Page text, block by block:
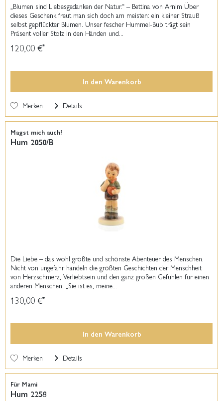
„Blumen sind Liebesgedanken der Natur.“ – Bettina von Arnim Über
dieses Geschenk freut man sich doch am meisten: ein kleiner Strauß
selbst gepflückter Blumen. Unser fescher Hummel-Bub trägt sein
Präsent voller Stolz in den Händen und...
120,00 €*
In den Warenkorb
Merken Details
Magst mich auch?
Hum 2050/B
Die Liebe – das wohl größte und schönste Abenteuer des Menschen.
Nicht von ungefähr handeln die größten Geschichten der Menschheit
von Herzschmerz, Verliebtsein und den ganz großen Gefühlen für einen
anderen Menschen. „Sie ist es, meine...
130,00 €*
In den Warenkorb
Merken Details
Für Mami
Hum 2258